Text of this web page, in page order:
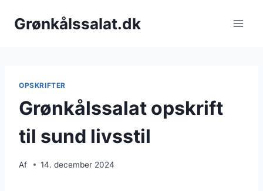
Grønkålssalat.dk
OPSKRIFTER
Grønkålssalat opskrift
til sund livsstil
Af 14. december 2024